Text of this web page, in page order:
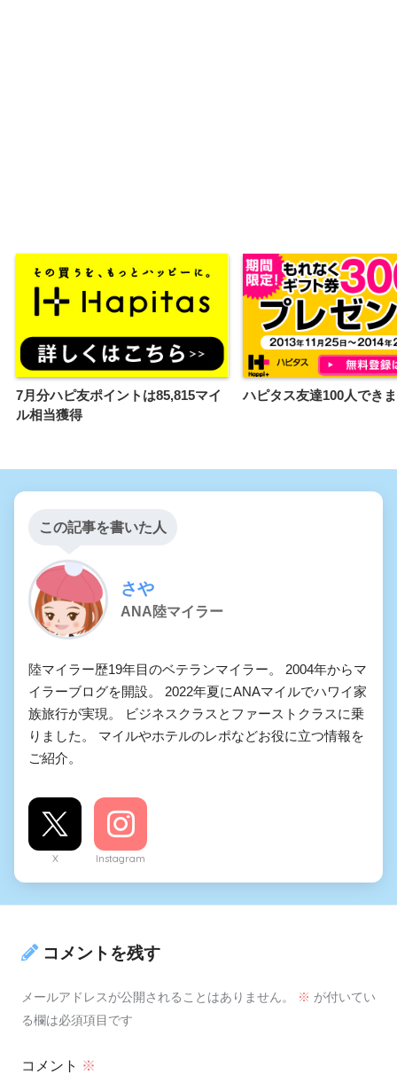
7月分ハピ友ポイントは85,815マイ
ル相当獲得
ハピタス友達100人でき
この記事を書いた人
さや
ANA陸マイラー
陸マイラー歴19年目のベテランマイラー。 2004年からマ
イラーブログを開設。 2022年夏にANAマイルでハワイ家
族旅行が実現。 ビジネスクラスとファーストクラスに乗
りました。 マイルやホテルのレポなどお役に立つ情報を
ご紹介。
X Instagram
コメントを残す
メールアドレスが公開されることはありません。 ※ が付いてい
る欄は必須項目です
コメント ※